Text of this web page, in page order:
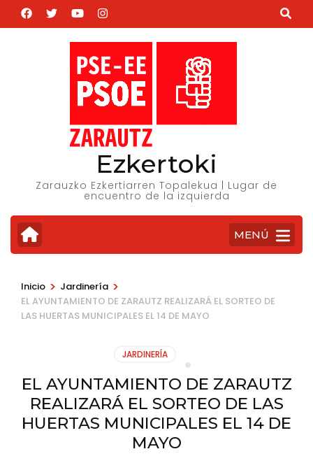
Saltar
al
Ezkertoki
Zarauzko Ezkertiarren Topalekua | Lugar de
encuentro de la izquierda
MENÚ
Inicio > Jardinería >
EL AYUNTAMIENTO DE ZARAUTZ REALIZARÁ EL SORTEO DE
LAS HUERTAS MUNICIPALES EL 14 DE MAYO
JARDINERÍA
EL AYUNTAMIENTO DE ZARAUTZ
REALIZARÁ EL SORTEO DE LAS
HUERTAS MUNICIPALES EL 14 DE
MAYO